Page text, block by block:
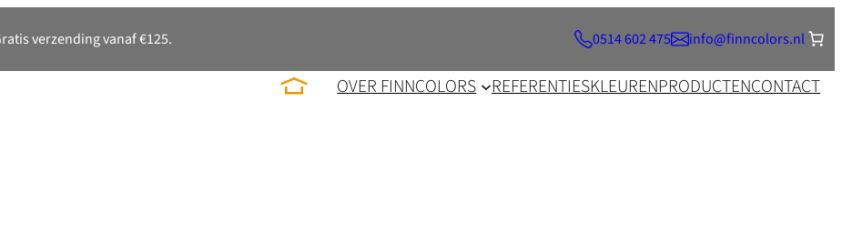
verzending vanaf €125. 0514 602 475 info@finncolors.nl
OVER FINNCOLORS REFERENTIESKLEURENPRODUCTENCONTACT